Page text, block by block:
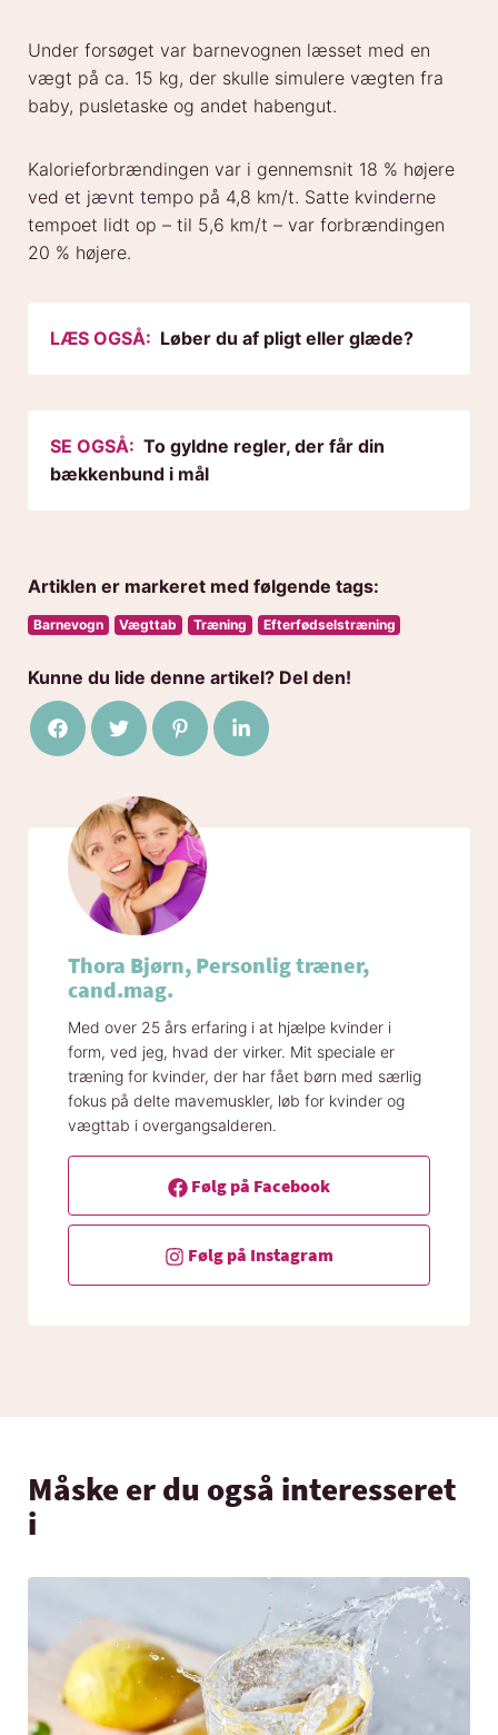
Under forsøget var barnevognen læsset med en
vægt på ca. 15 kg, der skulle simulere vægten fra
baby, pusletaske og andet habengut.
Kalorieforbrændingen var i gennemsnit 18 % højere
ved et jævnt tempo på 4,8 km/t. Satte kvinderne
tempoet lidt op – til 5,6 km/t – var forbrændingen
20 % højere.
LÆS OGSÅ: Løber du af pligt eller glæde?
SE OGSÅ: To gyldne regler, der får din
bækkenbund i mål
Artiklen er markeret med følgende tags:
Barnevogn Vægttab Træning Efterfødselstræning
Kunne du lide denne artikel? Del den!
Del på Facebook
Del på TwitterDel på Pinterest
Del på LinkedIn
Thora Bjørn, Personlig træner,
cand.mag.
Med over 25 års erfaring i at hjælpe kvinder i
form, ved jeg, hvad der virker. Mit speciale er
træning for kvinder, der har fået børn med særlig
fokus på delte mavemuskler, løb for kvinder og
vægttab i overgangsalderen.
Følg på Facebook
Følg på Instagram
Måske er du også interesseret
i